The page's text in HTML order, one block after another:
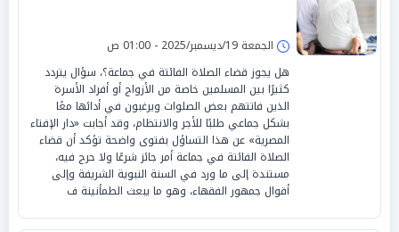
الجمعة 19/ديسمبر/2025 - 01:00 ص
هل يجوز قضاء الصلاة الفائتة في جماعة؟، سؤال يتردد
كثيرًا بين المسلمين خاصة من الأزواج أو أفراد الأسرة
الذين فاتتهم بعض الصلوات ويرغبون في أدائها معًا
بشكل جماعي طلبًا للأجر والانتظام، وقد أجابت «دار الإفتاء
المصرية» عن هذا التساؤل بفتوى واضحة تؤكد أن قضاء
الصلاة الفائتة في جماعة أمر جائز شرعًا ولا حرج فيه،
مستندة إلى ما ورد في السنة النبوية الشريفة وإلى
أقوال جمهور الفقهاء، وهو ما يبعث الطمأنينة ف